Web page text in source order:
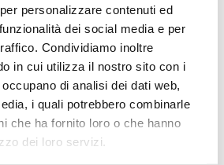
personalizzare contenuti ed
dei social media e per
Condividiamo inoltre
in cui utilizza il nostro sito con i
di analisi dei dati web,
i quali potrebbero combinarle
che ha fornito loro o che hanno
dei loro servizi.